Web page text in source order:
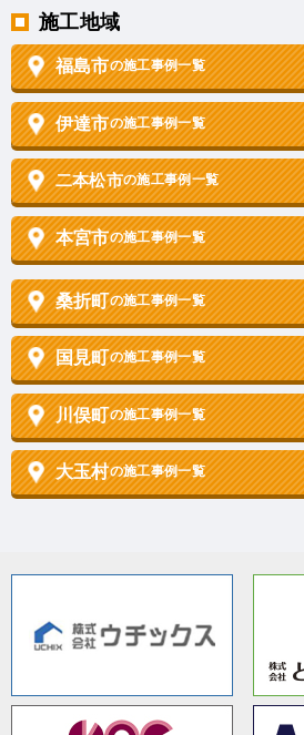
施工地域
福島市の施工事例一覧
伊達市の施工事例一覧
二本松市の施工事例一覧
本宮市の施工事例一覧
桑折町の施工事例一覧
国見町の施工事例一覧
川俣町の施工事例一覧
大玉村の施工事例一覧